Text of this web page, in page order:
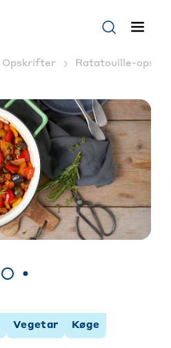
Opskrifter Ratatouille-
Vegetar Køge